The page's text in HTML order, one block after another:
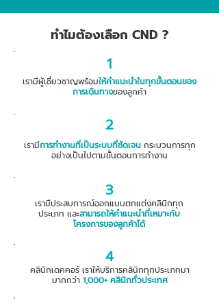
ทำไมต้องเลือก CND ?
1
เรามีผู้เชี่ยวชาญพร้อมให้คำแนะนำในทุกขั้นตอนของ
การเดินทางของลูกค้า
2
เรามีการทำงานที่เป็นระบบที่ชัดเจนกระบวนการทุก
อย่างเป็นไปตามขั้นตอนการทำงาน
3
เรามีประสบการณ์ออกแบบตกแต่งคลินิกทุก
ประเภท และสามารถให้คำแนะนำที่เหมาะกับ
โครงการของลูกค้าได้
4
คลินิกเดคคอร์ เราให้บริการคลินิกทุกประเภทมา
มากกว่า 1,000+ คลินิกทั่วประเทศ